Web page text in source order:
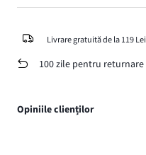
Livrare gratuită de la 119 Lei
100 zile pentru returnare
Opiniile clienților